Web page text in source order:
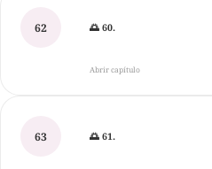
62 🌅 60.
Abrir capítulo
63 🌅 61.